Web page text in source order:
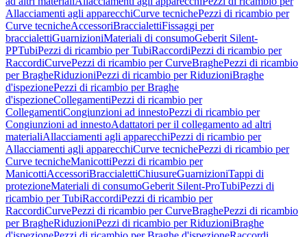
Allacciamenti agli apparecchiCurve tecnichePezzi di ricambio per
Curve tecnicheAccessoriBraccialettiFissaggi per
braccialettiGuarnizioniMateriali di consumoGeberit Silent-
PPTubiPezzi di ricambio per TubiRaccordiPezzi di ricambio per
RaccordiCurvePezzi di ricambio per CurveBraghePezzi di ricambio
per BragheRiduzioniPezzi di ricambio per RiduzioniBraghe
d'ispezionePezzi di ricambio per Braghe
d'ispezioneCollegamentiPezzi di ricambio per
CollegamentiCongiunzioni ad innestoPezzi di ricambio per
Congiunzioni ad innestoAdattatori per il collegamento ad altri
materialiAllacciamenti agli apparecchiPezzi di ricambio per
Allacciamenti agli apparecchiCurve tecnichePezzi di ricambio per
Curve tecnicheManicottiPezzi di ricambio per
ManicottiAccessoriBraccialettiChiusureGuarnizioniTappi di
protezioneMateriali di consumoGeberit Silent-ProTubiPezzi di
ricambio per TubiRaccordiPezzi di ricambio per
RaccordiCurvePezzi di ricambio per CurveBraghePezzi di ricambio
per BragheRiduzioniPezzi di ricambio per RiduzioniBraghe